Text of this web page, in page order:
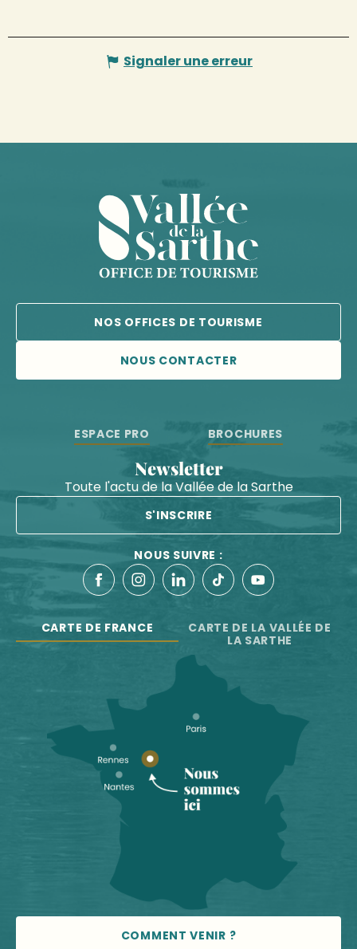
Signaler une erreur
NOS OFFICES DE TOURISME
NOUS CONTACTER
ESPACE PRO BROCHURES
Newsletter
Toute l'actu de la Vallée de la Sarthe
S'INSCRIRE
NOUS SUIVRE :
CARTE DE FRANCE
CARTE DE LA VALLÉE DE
LA SARTHE
COMMENT VENIR ?